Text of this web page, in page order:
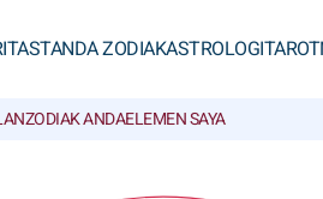
TANDA ZODIAKASTROLOGITAROT
ZODIAK ANDAELEMEN SAYA